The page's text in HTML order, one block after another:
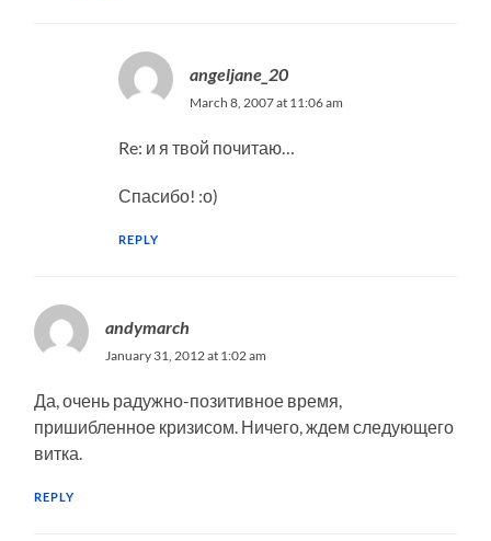
angeljane_20
March 8, 2007 at 11:06 am
Re: и я твой почитаю…
Спасибо! :о)
REPLY
andymarch
January 31, 2012 at 1:02 am
Да, очень радужно-позитивное время,
пришибленное кризисом. Ничего, ждем следующего
витка.
REPLY